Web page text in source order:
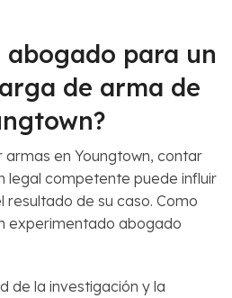
abogado para un
de arma de
en Youngtown, contar
legal competente puede influir
de su caso. Como
experimentado abogado
de la investigación y la